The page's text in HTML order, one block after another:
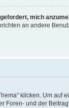
mich
an andere
klicken. Um
und der